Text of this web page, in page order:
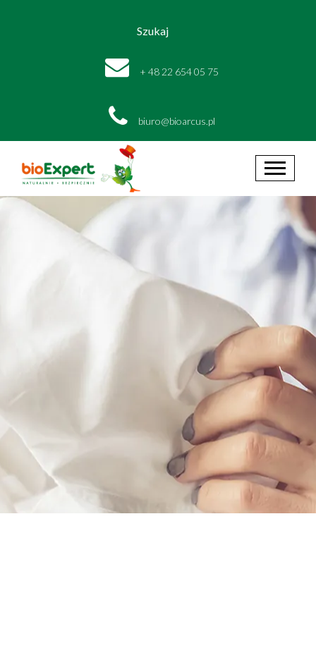
Szukaj
+ 48 22 654 05 75
biuro@bioarcus.pl